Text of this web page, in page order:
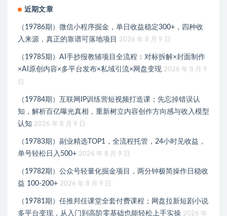
近期文章
（19786期）微信小程序掘金，单日收益稳定300+，四种收
入来源，真正的靠谱可落地项目
2026 年 8 月 9 日
（19785期）AI手抄报教辅项目全流程：对标拆解×封面制作
×AI原创内容×多平台发布×私域引流×网盘变现 2026 年 8 月 9
日
（19784期）互联网IP训练营短视频打造课；先忘掉错误认
知，解析百亿曝光真相，重新树立内容创作方向感与收入模型
认知 2026 年 8 月 9 日
（19783期）副业精选TOP1，全流程托管，24小时见收益，
单号轻松日入500+ 2026 年 8 月 9 日
（19782期）公众号轻量化掘金项目，两分钟极简操作日稳收
益 100-200+ 2026 年 8 月 9 日
（19781期）任推邦任课堂全套付费课程；网盘拉新短剧小说
多平台变现，从入门到高阶零基础也能轻松上手实操 2026 年